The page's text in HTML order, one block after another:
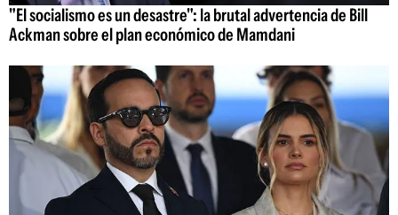
"El socialismo es un desastre": la brutal advertencia de Bill
Ackman sobre el plan económico de Mamdani